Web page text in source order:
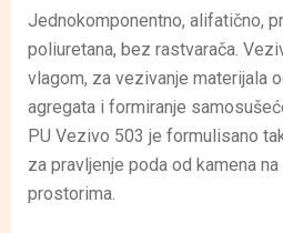
Jednokomponentno, alifatično,
poliuretana, bez rastvarača.
vlagom, za vezivanje materijala
agregata i formiranje
PU Vezivo 503 je formulisano
za pravljenje poda od kamena
prostorima.